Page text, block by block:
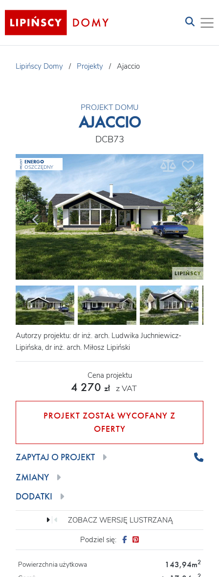
Lipińscy Domy / Projekty / Ajaccio
PROJEKT DOMU
AJACCIO
DCB73
PROJEKT ENERGO
OSZCZĘDNY
Autorzy projektu: dr inż. arch. Ludwika Juchniewicz-
Lipińska, dr inż. arch. Miłosz Lipiński
Cena projektu
4 270 zł z VAT
PROJEKT ZOSTAŁ WYCOFANY Z
OFERTY
ZAPYTAJ O PROJEKT
ZMIANY
DODATKI
ZOBACZ WERSJĘ LUSTRZANĄ
Podziel się:
Powierzchnia użytkowa 143,94m2